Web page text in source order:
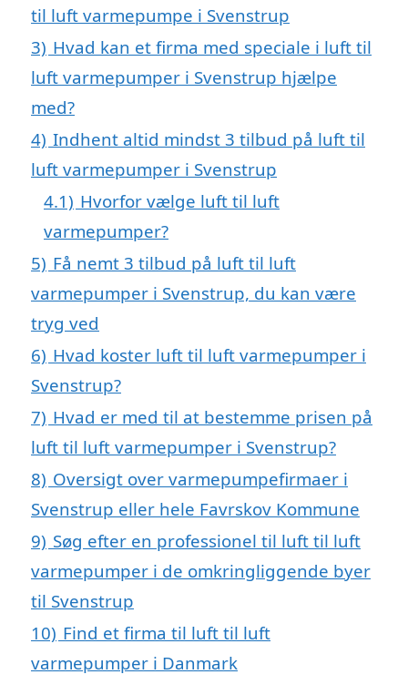
til luft varmepumpe i Svenstrup
3) Hvad kan et firma med speciale i luft til
luft varmepumper i Svenstrup hjælpe
med?
4) Indhent altid mindst 3 tilbud på luft til
luft varmepumper i Svenstrup
4.1) Hvorfor vælge luft til luft
varmepumper?
5) Få nemt 3 tilbud på luft til luft
varmepumper i Svenstrup, du kan være
tryg ved
6) Hvad koster luft til luft varmepumper i
Svenstrup?
7) Hvad er med til at bestemme prisen på
luft til luft varmepumper i Svenstrup?
8) Oversigt over varmepumpefirmaer i
Svenstrup eller hele Favrskov Kommune
9) Søg efter en professionel til luft til luft
varmepumper i de omkringliggende byer
til Svenstrup
10) Find et firma til luft til luft
varmepumper i Danmark